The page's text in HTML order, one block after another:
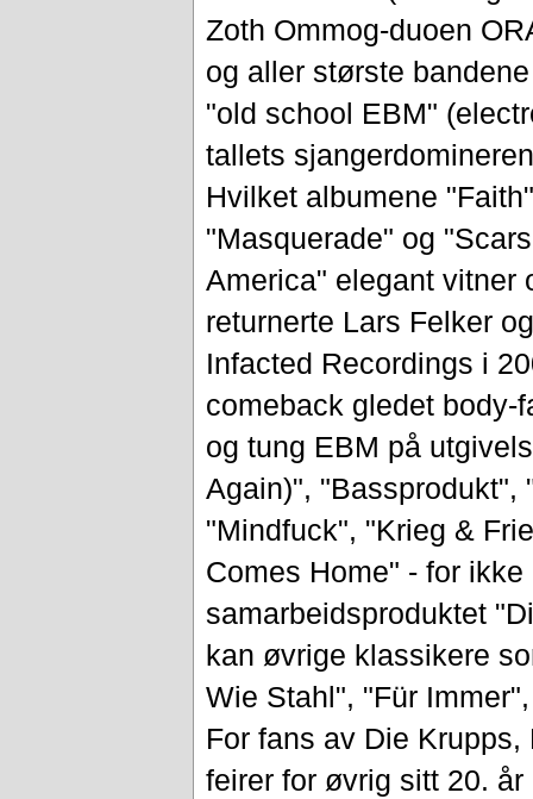
Zoth Ommog-duoen
og aller største
"old school EBM"
tallets
Hvilket albumene
"Masquerade" og
America" elegant vitner
returnerte Lars Felker
Infacted Recordings i
comeback gledet body-
og tung EBM på
Again)", "Bassprodukt",
"Mindfuck", "Krieg &
Comes Home" - for
samarbeidsproduktet
kan øvrige klassikere
Wie Stahl", "Für
For fans av Die
feirer for øvrig sitt 20.